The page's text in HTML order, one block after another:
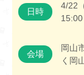
日時
4/22
15:00
会場
岡山
く岡